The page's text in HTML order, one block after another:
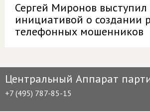
Сергей Миронов выступил
инициативой о создании
телефонных мошенников
Центральный Аппарат
+7 (495) 787-85-15